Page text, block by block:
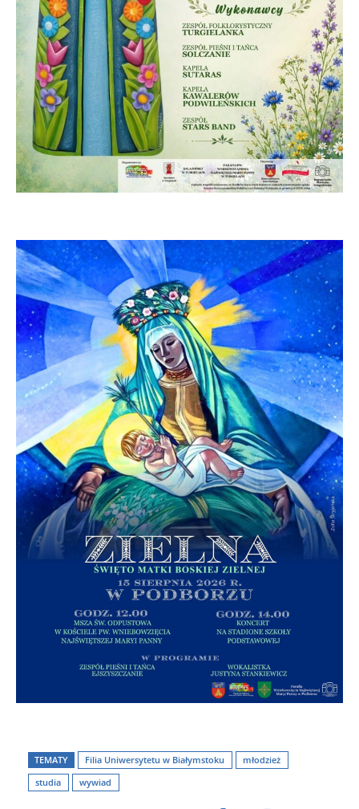
TEMATY Filia Uniwersytetu w Białymstoku
młodzież
studia
wywiad